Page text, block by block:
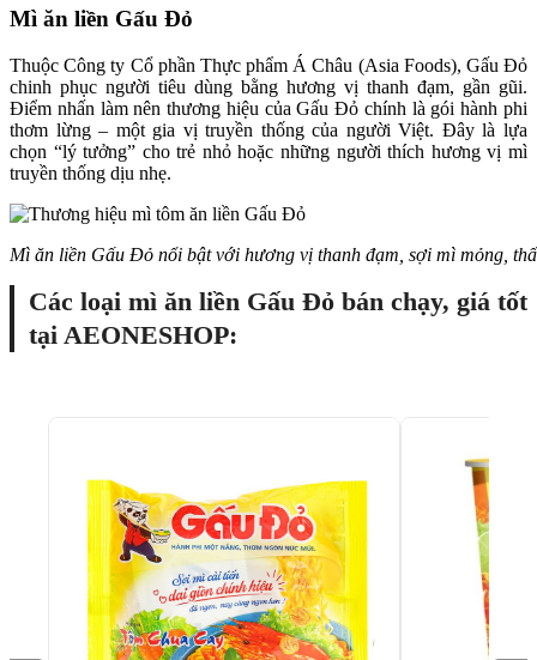
Mì ăn liền Gấu Đỏ
Thuộc Công ty Cổ phần Thực phẩm Á Châu (Asia Foods), Gấu Đỏ
chinh phục người tiêu dùng bằng hương vị thanh đạm, gần gũi.
Điểm nhấn làm nên thương hiệu của Gấu Đỏ chính là gói hành phi
thơm lừng – một gia vị truyền thống của người Việt. Đây là lựa
chọn “lý tưởng” cho trẻ nhỏ hoặc những người thích hương vị mì
truyền thống dịu nhẹ.
Mì ăn liền Gấu Đỏ nổi bật với hương vị thanh đạm, sợi mì mỏng,
Các loại mì ăn liền Gấu Đỏ bán chạy, giá tốt
tại AEONESHOP: